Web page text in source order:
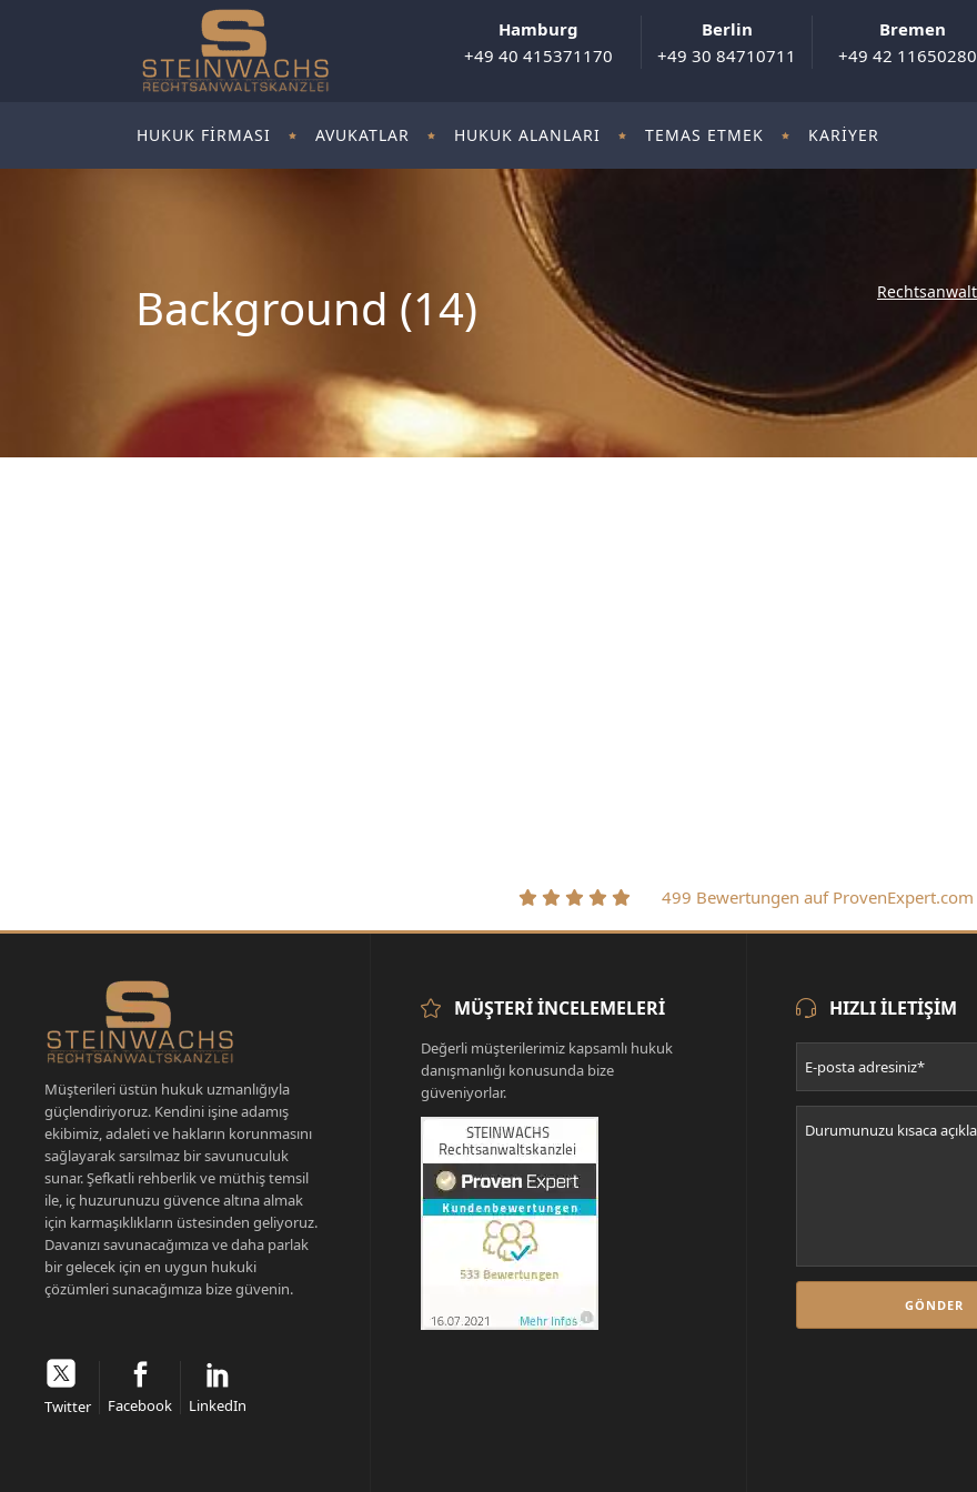
Hamburg
+49 40 415371170
Berlin
+49 30 84710711
Bremen
+49 42
HUKUK FIRMASI AVUKATLAR HUKUK ALANLARI TEMAS ETMEK KARIYER
Background (14)
499 Bewertungen auf ProvenExpert.com
Müşterileri üstün hukuk uzmanlığıyla
güçlendiriyoruz. Kendini işine adamış
ekibimiz, adaleti ve hakların korunmasını
sağlayarak sarsılmaz bir savunuculuk
sunar. Şefkatli rehberlik ve müthiş temsil
ile, iç huzurunuzu güvence altına almak
için karmaşıklıkların üstesinden geliyoruz.
Davanızı savunacağımıza ve daha parlak
bir gelecek için en uygun hukuki
çözümleri sunacağımıza bize güvenin.
Twitter Facebook LinkedIn
MÜŞTERI İNCELEMELERI
Değerli müşterilerimiz kapsamlı hukuk
danışmanlığı konusunda bize
güveniyorlar.
HIZLI ILETIŞIM